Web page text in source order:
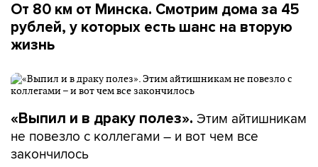
От 80 км от Минска. Смотрим дома за 45
рублей, у которых есть шанс на вторую
жизнь
«Выпил и в драку полез». Этим айтишникам
не повезло с коллегами – и вот чем все
закончилось